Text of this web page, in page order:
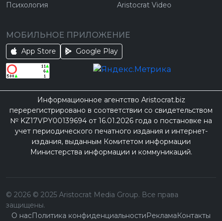
Психология
Aristocrat Video
МОБИЛЬНОЕ ПРИЛОЖЕНИЕ
App Store Google Play
Информационное агентство Aristocrat.biz
перерегистрировано в соответствии со свидетельством
№ KZ17VPY00139694 от 16.01.2026 года о постановке на
учет периодического печатного издания и интернет-
издания, выданным Комитетом информации
Министерства информации и коммуникаций.
© 2026 © 2025 Aristocrat Media Group. Все права
защищены.
О насПолитика конфиденциальностиРекламаКонтакты